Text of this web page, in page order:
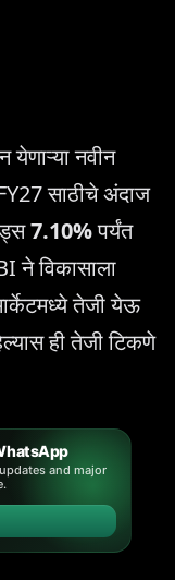
येणाऱ्या नवीन
साठीचे अंदाज
7.10%पर्यंत
ने विकासाला
तेजी येऊ
ही तेजी टिकणे
and major